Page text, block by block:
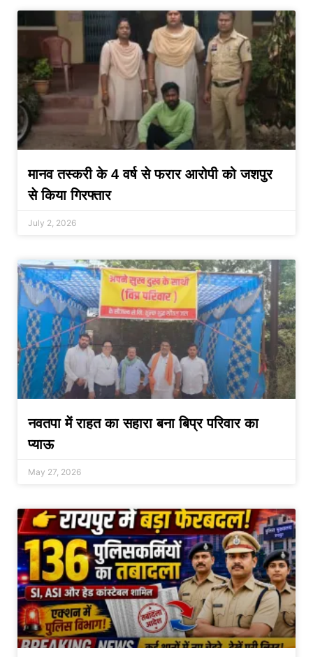
मानव तस्करी के 4 वर्ष से फरार आरोपी को जशपुर
से किया गिरफ्तार
July 2, 2026
नवतपा में राहत का सहारा बना बिप्र परिवार का
प्याऊ
May 27, 2026